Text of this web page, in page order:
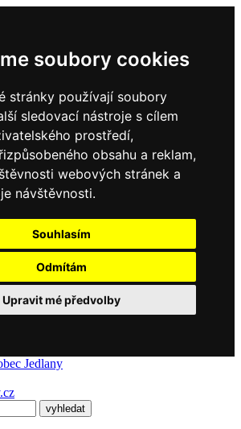
soubory cookies
stránky používají soubory
sledovací nástroje s cílem
prostředí,
obsahu a reklam,
webových stránek a
návštěvnosti.
Souhlasím
Odmítám
Upravit mé předvolby
Jedlany